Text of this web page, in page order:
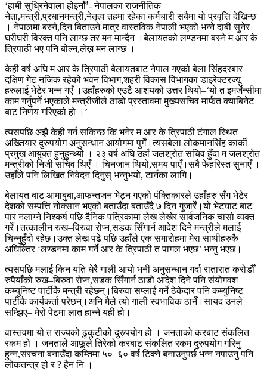
‘हामी सुध्रिनेवाला होइनौँ’- नेपालका राजनीतिक
नेता,मन्त्री,प्रधानमन्त्री,नेतृत्व तहमा रहेका कर्मचारी सबैमा यो प्रवृत्ति देखिन्छ
। नेपालमा बस्ने,दिन बिताउने मात्र वास्तविक नेपाली भएको भन्ने दाबी सुनेर
घरीघरी विरक्त पनि लाग्छ तर मन मान्दैन ।बेलायतको लण्डनमा बस्ने म आर के
त्रिपाठी भए पनि बोल्न,लेख्न मन लाग्छ ।
केही वर्ष अघि म आर के त्रिपाठी बेलायतबाट नेपाल गएको बेला सिंहदरबार
दक्षिण गेट नजिक रहेको भवन विभाग,शहरी विकास विभागका डाइरेक्टरज्यू
हरुलाई भेटेर भन्न गएँ ।उहाँहरुको एउटै आशयको उत्तर थियो–‘यो त इमर्जेन्सीमा
काम गर्नुपर्ने भएकाले मन्त्रीजीले ठाडो प्रस्तावमा मुख्यसचिव मार्फत क्याबिनेट
बाट निर्णय गरिएको हो ।’
त्यसपछि अझै केही गर्न सकिन्छ कि भनेर म आर के त्रिपाठी टंगाल स्थित
अख्तियार दुरुपयोग अनुसन्धान आयोगमा पुगेँ।त्यसबेला लोकमानसिंह कार्की
प्रमुख आयुक्त हुनुहुन्थ्यो । २३ वर्ष अघि उहाँ जलश्रोत सचिव हुँदा म जलश्रोत
मन्त्रीको निजी सचिव थिएँ । चिनजान थियो,समय पाएँ।सबै फेहरिस्त सुनाएँ ।
उहाँले पनि लिखित निवेदन दिनुस् भन्नुभयो, टार्नका लागि।
बेलायत बाट आमाबुबा,आफन्तजन भेट्न गएको पंक्तिकारले उहाँहरु सँग भेटेर
देशको सम्पत्ति नोक्सान भएको बताउँदा बताउँदै ७ दिन गुजारेँ।यो भेटघाट बाट
पार नलाग्ने निश्कर्ष पछि दैनिक पत्रिकामा लेख लेखेर सार्वजनिक चासो व्यक्त
गरेँ।तत्कालीन रुख–विरुवा रोप्न,सडक सिँगार्न आदेश दिने मन्त्रीले मलाई
चिन्नुहुँदो रहेछ।उक्त लेख पढे पछि उहाँले एक समारोहमा मेरा साथीहरुकै
अघिल्तिर ‘लण्डनमा काम गर्ने आर के त्रिपाठी त पागल भएछ’ भन्नु भएछ।
त्यसपछि मलाई किन यति धेरै गाली आयो भनी अनुसन्धान गर्दा रातारात करोडौँ
रुपैयाँको रुख–बिरुवा रोप्न,सडक सिँगार्न ठाडो आदेश दिने पनि संयोगवश
कम्युनिष्ट पार्टीकै मन्त्री रहेछन्।बिरुवा सप्लाई गर्ने ठेकेदार पनि कम्युनिष्ट
पार्टीकै कार्यकर्ता परेछन्।अनि मैले त्यो गाली स्वभाविक ठानेँ।सायद उनले
सम्झिए– मेरो पेटमा लात हान्ने यही हो।
वास्तवमा यो त राज्यको ढुकुटीको दुरुपयोग हो । जनताको करबाट संकलित
रकम हो । जनताले आफूले तिरेको करबाट संकलित रकम दुरुपयोग गरिनु
हुन्न,संरचना बनाउँदा कम्तिमा ५०–६० वर्ष टिक्ने बनाउनुपर्छ भन्न नपाउनु पनि
लोकतन्त्र हो र ? हैन नि ।